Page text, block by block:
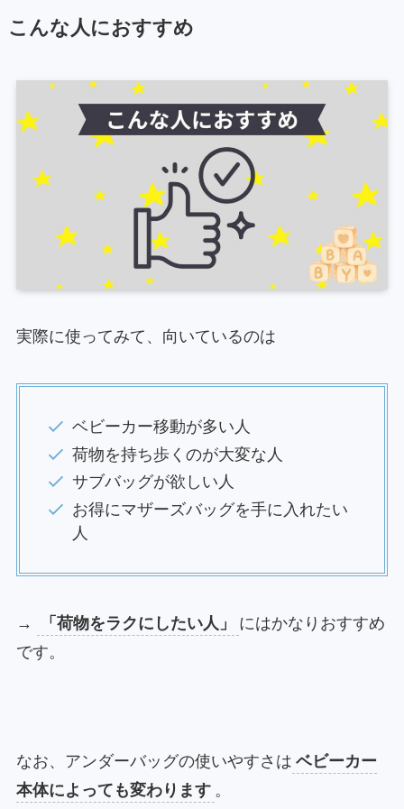
こんな人におすすめ
実際に使ってみて、向いているのは
ベビーカー移動が多い人
荷物を持ち歩くのが大変な人
サブバッグが欲しい人
お得にマザーズバッグを手に入れたい
人
→ 「荷物をラクにしたい人」
にはかなりおすすめ
です。
なお、アンダーバッグの使いやすさは ベビーカー
本体によっても変わります 。